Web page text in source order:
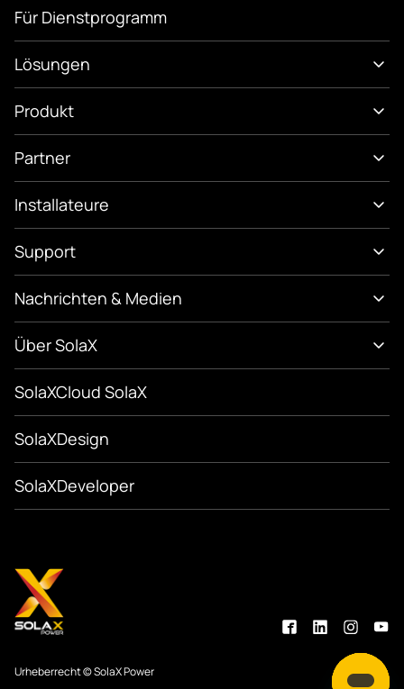
Für Dienstprogramm
Lösungen
Produkt
Partner
Installateure
Support
Nachrichten & Medien
Über SolaX
SolaXCloud SolaX
SolaXDesign
SolaXDeveloper
Urheberrecht © SolaX Power